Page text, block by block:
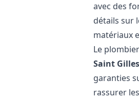
avec des
détails sur
matériaux
Le
Saint Gilles
garanties
rassurer